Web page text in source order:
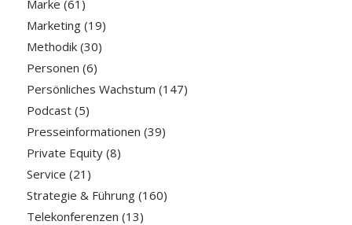
Marke (61)
Marketing(19)
Methodik(30)
Personen (6)
Persönliches Wachstum (147)
Podcast(5)
Presseinformationen (39)
Private Equity(8)
Service (21)
Strategie & Führung(160)
Telekonferenzen (13)